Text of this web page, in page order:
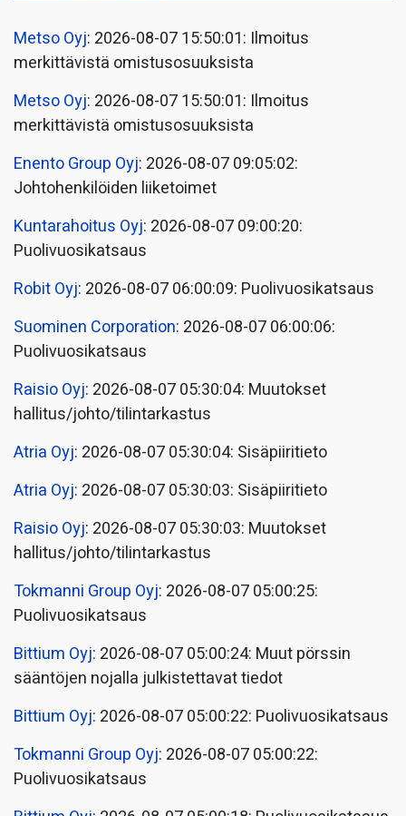
Metso Oyj: 2026-08-07 15:50:01: Ilmoitus
merkittävistä omistusosuuksista
Metso Oyj: 2026-08-07 15:50:01: Ilmoitus
merkittävistä omistusosuuksista
Enento Group Oyj: 2026-08-07 09:05:02:
Johtohenkilöiden liiketoimet
Kuntarahoitus Oyj: 2026-08-07 09:00:20:
Puolivuosikatsaus
Robit Oyj: 2026-08-07 06:00:09: Puolivuosikatsaus
Suominen Corporation: 2026-08-07 06:00:06:
Puolivuosikatsaus
Raisio Oyj: 2026-08-07 05:30:04: Muutokset
hallitus/johto/tilintarkastus
Atria Oyj: 2026-08-07 05:30:04: Sisäpiiritieto
Atria Oyj: 2026-08-07 05:30:03: Sisäpiiritieto
Raisio Oyj: 2026-08-07 05:30:03: Muutokset
hallitus/johto/tilintarkastus
Tokmanni Group Oyj: 2026-08-07 05:00:25:
Puolivuosikatsaus
Bittium Oyj: 2026-08-07 05:00:24: Muut pörssin
sääntöjen nojalla julkistettavat tiedot
Bittium Oyj: 2026-08-07 05:00:22: Puolivuosikatsaus
Tokmanni Group Oyj: 2026-08-07 05:00:22:
Puolivuosikatsaus